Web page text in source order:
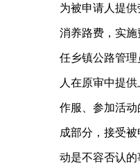
为被申请人提
消养路费，实
任乡镇公路管
人在原审中提
作服、参加活
成部分，接受
动是不容否认